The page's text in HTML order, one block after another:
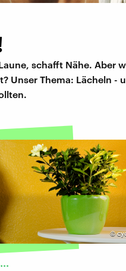
schafft Nähe. Aber
Unser Thema: Lächeln -
©